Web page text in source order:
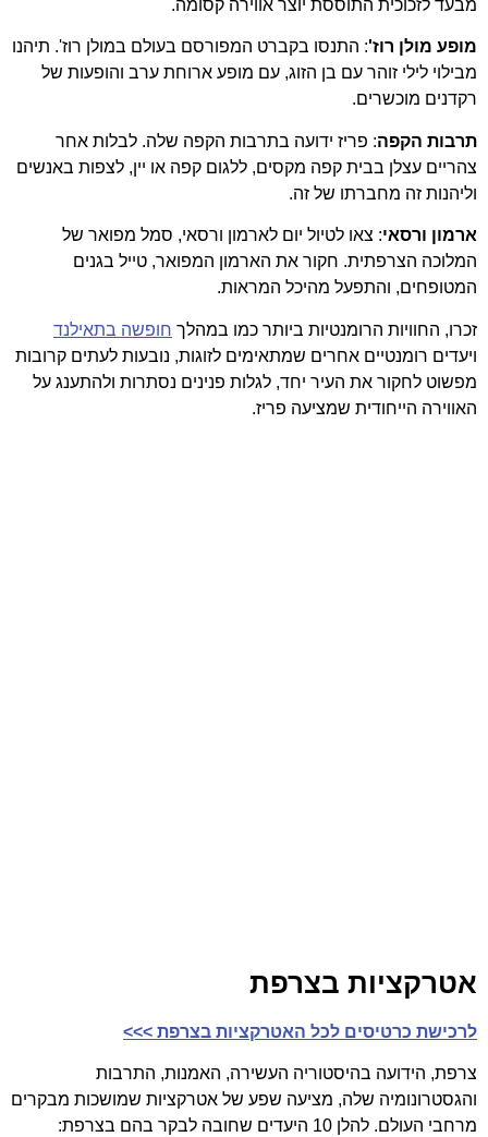
מבעד לזכוכית התוססת יוצר אווירה קסומה.
מופע מולן רוז': התנסו בקברט המפורסם בעולם במולן רוז'. תיהנו
מבילוי לילי זוהר עם בן הזוג, עם מופע ארוחת ערב והופעות של
רקדנים מוכשרים.
תרבות הקפה: פריז ידועה בתרבות הקפה שלה. לבלות אחר
צהריים עצלן בבית קפה מקסים, ללגום קפה או יין, לצפות באנשים
וליהנות זה מחברתו של זה.
ארמון ורסאי: צאו לטיול יום לארמון ורסאי, סמל מפואר של
המלוכה הצרפתית. חקור את הארמון המפואר, טייל בגנים
המטופחים, והתפעל מהיכל המראות.
זכרו, החוויות הרומנטיות ביותר כמו במהלך חופשה בתאילנד
ויעדים רומנטיים אחרים שמתאימים לזוגות, נובעות לעתים קרובות
מפשוט לחקור את העיר יחד, לגלות פנינים נסתרות ולהתענג על
האווירה הייחודית שמציעה פריז.
אטרקציות בצרפת
לרכישת כרטיסים לכל האטרקציות בצרפת >>>
צרפת, הידועה בהיסטוריה העשירה, האמנות, התרבות
והגסטרונומיה שלה, מציעה שפע של אטרקציות שמושכות מבקרים
מרחבי העולם. להלן 10 היעדים שחובה לבקר בהם בצרפת: